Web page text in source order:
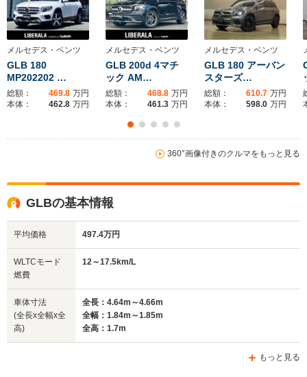
メルセデス・ベンツ
GLB 180
MP202202 …
総額： 469.8 万円
本体：
462.8 万円
メルセデス・ベンツ
GLB 200d 4マチ
ック AM…
総額： 468.8 万円
本体：
461.3 万円
メルセデス・ベンツ
GLB 180 アーバン
スターズ…
総額： 610.7 万円
本体：
598.0 万円
360°画像付きのクルマをもっと見る
GLBの基本情報
平均価格 497.4万円
WLTCモード
燃費
12～17.5km/L
車体寸法
(全長x全幅x全
高)
全長：4.64m～4.66m
全幅：1.84m～1.85m
全高：1.7m
もっと見る